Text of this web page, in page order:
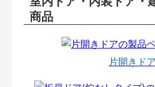
商品
片開きドア